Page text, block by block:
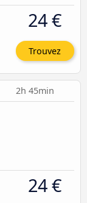
24 €
Trouvez
2h 45min
24 €